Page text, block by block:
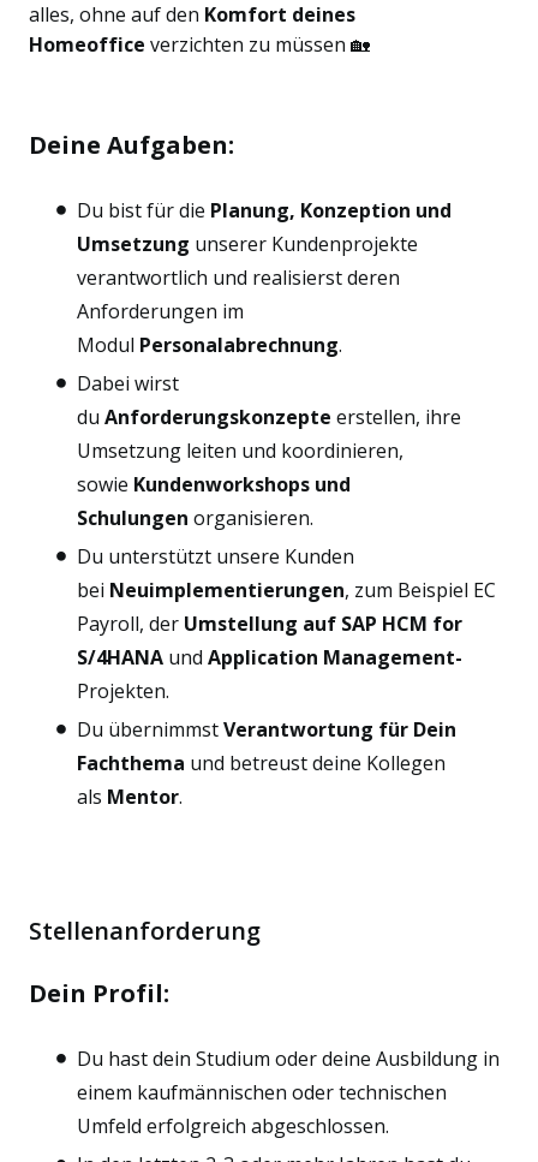
alles, ohne auf den Komfort deines
Homeoffice verzichten zu müssen 🏡
Deine Aufgaben:
Du bist für die Planung, Konzeption und
Umsetzung unserer Kundenprojekte
verantwortlich und realisierst deren
Anforderungen im
Modul Personalabrechnung.
Dabei wirst
du Anforderungskonzepte erstellen, ihre
Umsetzung leiten und koordinieren,
sowie Kundenworkshops und
Schulungen organisieren.
Du unterstützt unsere Kunden
bei Neuimplementierungen, zum Beispiel EC
Payroll, der Umstellung auf SAP HCM for
S/4HANA und Application Management-
Projekten.
Du übernimmstVerantwortung für Dein
Fachthema und betreust deine Kollegen
als Mentor.
Stellenanforderung
Dein Profil:
Du hast dein Studium oder deine Ausbildung in
einem kaufmännischen oder technischen
Umfeld erfolgreich abgeschlossen.